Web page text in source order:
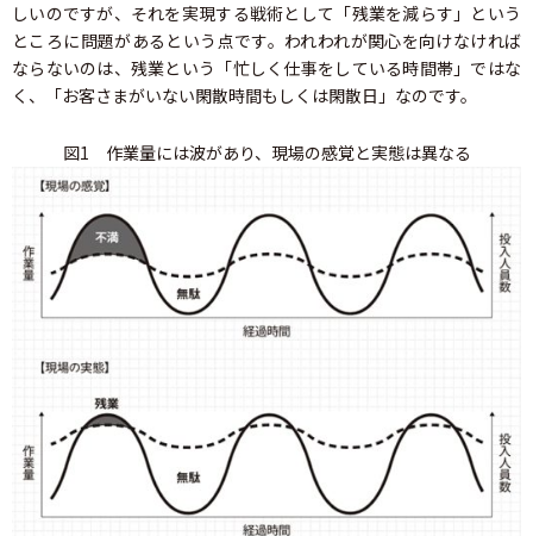
しいのですが、それを実現する戦術として「残業を減らす」という
ところに問題があるという点です。われわれが関心を向けなければ
ならないのは、残業という「忙しく仕事をしている時間帯」ではな
く、「お客さまがいない閑散時間もしくは閑散日」なのです。
図1 作業量には波があり、現場の感覚と実態は異なる